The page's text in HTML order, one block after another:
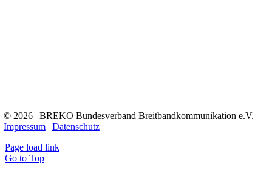
© 2026 | BREKO Bundesverband Breitbandkommunikation e.V. |
Impressum| Datenschutz
Page load link
Go to Top